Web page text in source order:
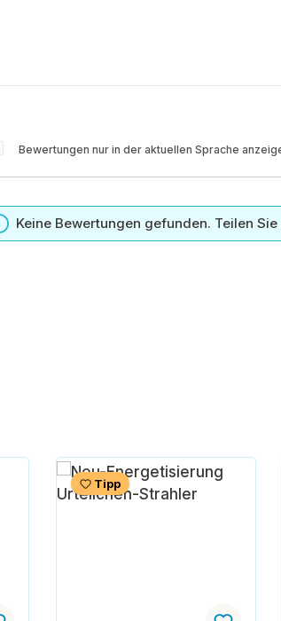
Bewertungen nur in der aktuellen Sprache
Keine Bewertungen gefunden. Teilen
Tipp